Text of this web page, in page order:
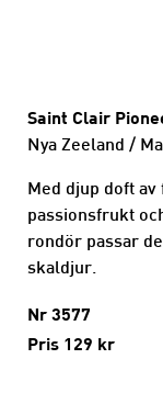
Saint Clair
Nya Zeeland /
Med djup doft
passionsfrukt
rondör passar
skaldjur.
Nr 3577
Pris 129 kr